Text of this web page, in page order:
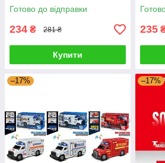
Готово до відправки
234 ₴ 281 ₴
Купити
235
–17% –17%